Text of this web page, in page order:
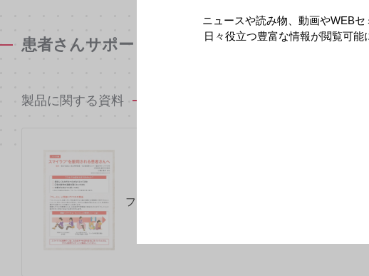
患者さんサポート資材
製品に関する資料
フレイル編 スマイラフを服用される患者さんへ（
ニュースや読み物、動画やWEBセ
日々役立つ豊富な情報が閲覧可能